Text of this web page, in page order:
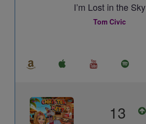
I’m Lost in the Sky
Tom Civic
13